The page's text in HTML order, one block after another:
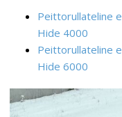
Peittorullateline
Hide 4000
Peittorullateline
Hide 6000